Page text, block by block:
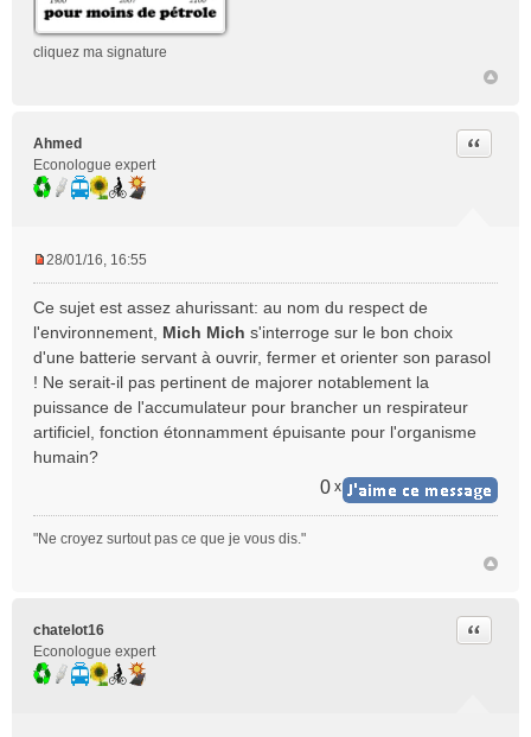
cliquez ma signature
Ahmed
Econologue expert
Citer
s
s
a
g
e
n
n
28/01/16, 16:55
Ce sujet est assez ahurissant: au nom du respect de
l'environnement, Mich Mich s'interroge sur le bon choix
d'une batterie servant à ouvrir, fermer et orienter son parasol
! Ne serait-il pas pertinent de majorer notablement la
puissance de l'accumulateur pour brancher un respirateur
artificiel, fonction étonnamment épuisante pour l'organisme
humain?
0 x
"Ne croyez surtout pas ce que je vous dis."
chatelot16
Econologue expert
Citer